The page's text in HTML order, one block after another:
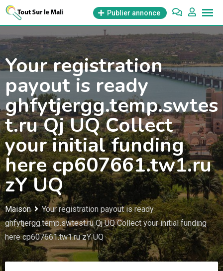
Aller
contenu
Publier annonce
Your registration
payout is ready
ghfytjergg.temp.swtes
t.ru Qj UQ Collect
your initial funding
here cp607661.tw1.ru
zY UQ
Maison
Your registration payout is ready
ghfytjergg.temp.swtest.ru Qj UQ Collect your initial funding
here cp607661.tw1.ru zY UQ